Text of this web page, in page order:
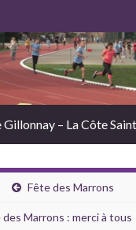
for:
– La Côte
Fête des Marrons
des Marrons : merci à tous